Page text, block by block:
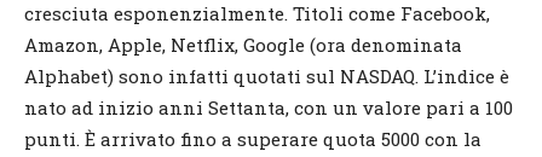
cresciuta esponenzialmente. Titoli come Facebook,
Amazon, Apple, Netflix, Google (ora denominata
Alphabet) sono infatti quotati sul NASDAQ. L’indice è
nato ad inizio anni Settanta, con un valore pari a 100
punti. È arrivato fino a superare quota 5000 con la